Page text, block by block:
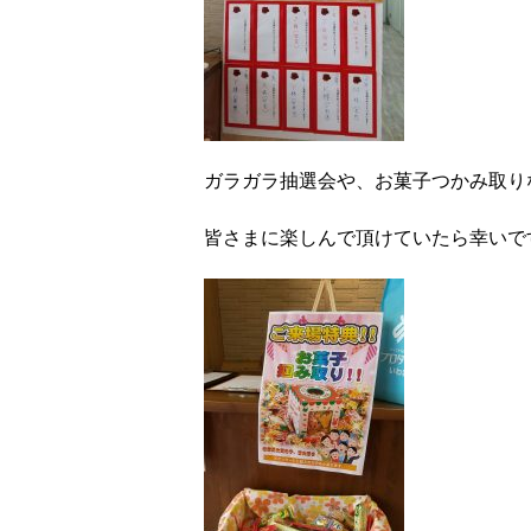
ガラガラ抽選会や、お菓子つかみ取
皆さまに楽しんで頂けていたら幸いで